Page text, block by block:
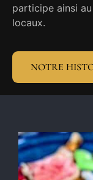
participe ainsi
locaux.
NOTRE